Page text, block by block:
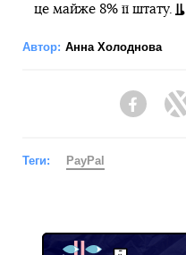
це майже 8% її штату.
Автор: Анна Холоднова
Теги: PayPal